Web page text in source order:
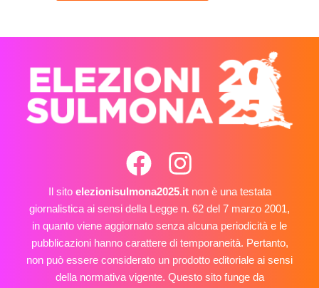
Il sito elezionisulmona2025.itnon è una testata
giornalistica ai sensi della Legge n. 62 del 7 marzo 2001,
in quanto viene aggiornato senza alcuna periodicità e le
pubblicazioni hanno carattere di temporaneità. Pertanto,
non può essere considerato un prodotto editoriale ai sensi
della normativa vigente. Questo sito funge da